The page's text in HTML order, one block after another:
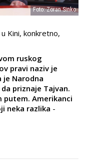
Foto: Zoran Sinko
Kini, konkretno,
ruskog
pravi naziv je
je Narodna
priznaje Tajvan.
putem. Amerikanci
neka razlika -